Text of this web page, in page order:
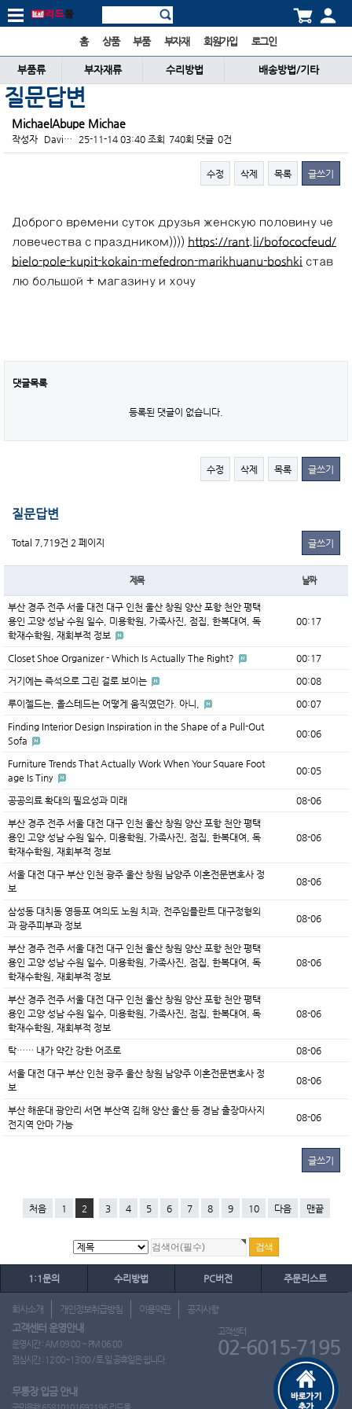
홈 상품 부품 부자재 회원가입 로그인
부품류 부자재류 수리방법 배송방법/기타
질문답변
MichaelAbupe Michae
작성자 Davi… 25-11-14 03:40 조회 740회 댓글 0건
수정 삭제 목록 글쓰기
Доброго времени суток друзья женскую половину че
ловечества с праздником)))) https://rant.li/bofococfeud/
bielo-pole-kupit-kokain-mefedron-marikhuanu-boshki став
лю большой + магазину и хочу
댓글목록
등록된 댓글이 없습니다.
수정 삭제 목록 글쓰기
질문답변
Total 7,719건 2 페이지 글쓰기
제목 날짜
부산 경주 전주 서울 대전 대구 인천 울산 창원 양산 포항 천안 평택
용인 고양 성남 수원 일수, 미용학원, 가족사진, 점집, 한복대여, 독
학재수학원, 재회부적 정보
00:17
Closet Shoe Organizer - Which Is Actually The Right? 00:17
거기에는 즉석으로 그린 걸로 보이는 00:08
루이젤드는, 올스테드는 어떻게 움직였던가. 아니, 00:07
Finding Interior Design Inspiration in the Shape of a Pull-Out
Sofa
00:06
Furniture Trends That Actually Work When Your Square Foot
age Is Tiny
00:05
공공의료 확대의 필요성과 미래 08-06
부산 경주 전주 서울 대전 대구 인천 울산 창원 양산 포항 천안 평택
용인 고양 성남 수원 일수, 미용학원, 가족사진, 점집, 한복대여, 독
학재수학원, 재회부적 정보
08-06
서울 대전 대구 부산 인천 광주 울산 창원 남양주 이혼전문변호사 정
보
08-06
삼성동 대치동 영등포 여의도 노원 치과, 전주임플란트 대구정형외
과 광주피부과 정보
08-06
부산 경주 전주 서울 대전 대구 인천 울산 창원 양산 포항 천안 평택
용인 고양 성남 수원 일수, 미용학원, 가족사진, 점집, 한복대여, 독
학재수학원, 재회부적 정보
08-06
부산 경주 전주 서울 대전 대구 인천 울산 창원 양산 포항 천안 평택
용인 고양 성남 수원 일수, 미용학원, 가족사진, 점집, 한복대여, 독
학재수학원, 재회부적 정보
08-06
탁…… 내가 약간 강한 어조로 08-06
서울 대전 대구 부산 인천 광주 울산 창원 남양주 이혼전문변호사 정
보
08-06
부산 해운대 광안리 서면 부산역 김해 양산 울산 등 경남 출장마사지
전지역 안마 가능
08-06
글쓰기
처음 1 2 3 4 5 6 7 8 9 10 다음 맨끝
1:1문의 수리방법 PC버전 주문리스트
회사소개 개인정보취급방침 이용약관 공지사항
고객센터 운영안내
운영시간 : AM 09:00 ~ PM 06:00
점심시간 : 12:00~13:00 / 토.일.공휴일은 쉽니다.
고객센터
02-6015-7195
무통장 입금 안내